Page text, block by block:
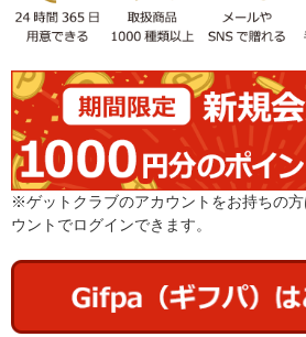
※ゲットクラブのアカウントをお持ちの
ウントでログインできます。